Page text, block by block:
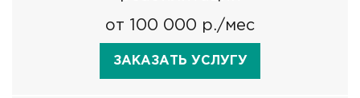
от 100 000 р./мес
ЗАКАЗАТЬ УСЛУГУ